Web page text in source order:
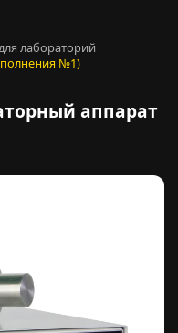
лабораторий
№1)
аппарат